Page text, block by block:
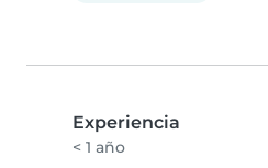
Experiencia
< 1 año